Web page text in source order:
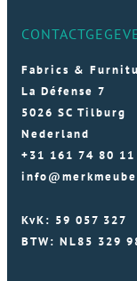
Fabrics &
La Défense 7
5026 SC Tilburg
Nederland
+31 161 74 80 11
KvK: 59 057 327
BTW: NL85 329